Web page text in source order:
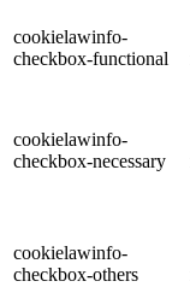
cookielawinfo-
checkbox-functional
cookielawinfo-
checkbox-necessary
cookielawinfo-
checkbox-others